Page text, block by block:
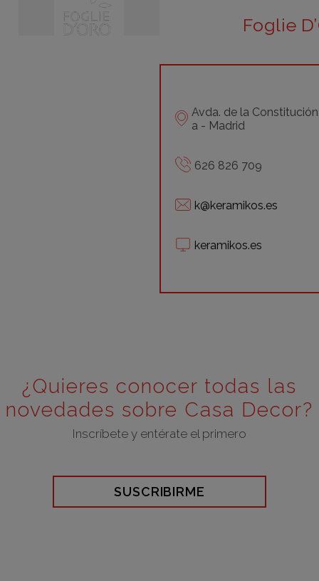
Foglie
Avda. de la
a - Madrid
626 826 709
k@keramikos.es
keramikos.es
¿Quieres conocer todas las
novedades sobre Casa Decor?
Inscríbete y entérate el primero
SUSCRIBIRME